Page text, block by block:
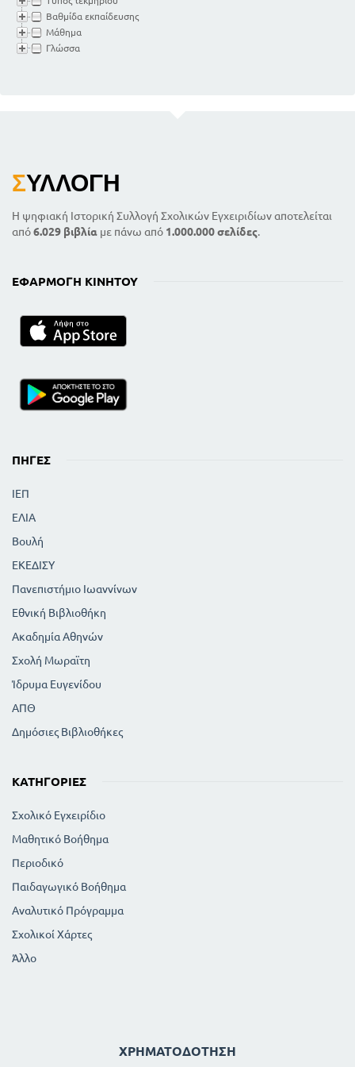
Βαθμίδα εκπαίδευσης
Μάθημα
Γλώσσα
ΣΥΛΛΟΓΉ
Η ψηφιακή Ιστορική Συλλογή Σχολικών Εγχειριδίων αποτελείται
από6.029 βιβλία με πάνω από 1.000.000 σελίδες.
ΕΦΑΡΜΟΓΉ ΚΙΝΗΤΟΎ
ΠΗΓΈΣ
ΙΕΠ
ΕΛΙΑ
Βουλή
ΕΚΕΔΙΣΥ
Πανεπιστήμιο Ιωαννίνων
Εθνική Βιβλιοθήκη
Ακαδημία Αθηνών
Σχολή Μωραϊτη
Ίδρυμα Ευγενίδου
ΑΠΘ
Δημόσιες Βιβλιοθήκες
ΚΑΤΗΓΟΡΊΕΣ
Σχολικό Εγχειρίδιο
Μαθητικό Βοήθημα
Περιοδικό
Παιδαγωγικό Βοήθημα
Αναλυτικό Πρόγραμμα
Σχολικοί Χάρτες
Άλλο
ΧΡΗΜΑΤΟΔΌΤΗΣΗ